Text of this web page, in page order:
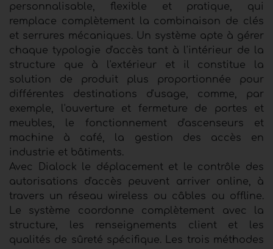
personnalisable, flexible et pratique, qui
remplace complètement la combinaison de clés
et serrures mécaniques. Un système apte à gérer
chaque typologie d'accès tant à l'intérieur de la
structure que à l'extérieur et il constitue la
solution de produit plus proportionnée pour
différentes destinations d'usage, comme, par
exemple, l'ouverture et fermeture de portes et
meubles, le fonctionnement d'ascenseurs et
machine à café, la gestion des accès en
industrie et bâtiments.
Avec Dialock le déplacement et le contrôle des
autorisations d'accès peuvent arriver online, à
travers un réseau wireless ou câbles ou offline.
Le système coordonne complètement avec la
structure, les renseignements client et les
qualités de sûreté spécifique. Les trois méthodes